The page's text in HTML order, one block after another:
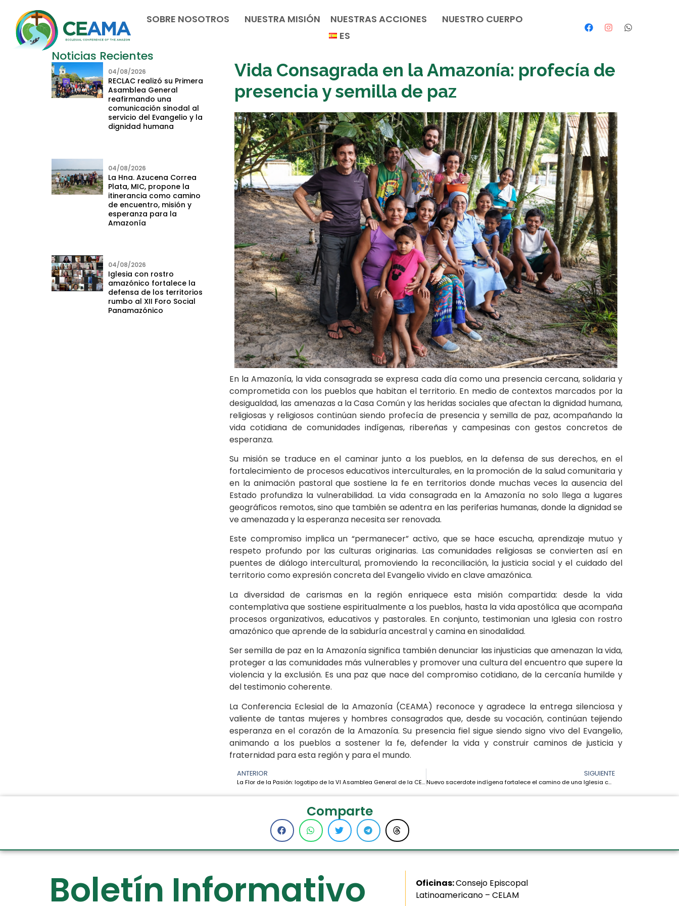
SOBRE NOSOTROS NUESTRA MISIÓN NUESTRAS ACCIONES
NUESTRO CUERPO
ES
Noticias Recientes
04/08/2026
RECLAC realizó su Primera
Asamblea General
reafirmando una
comunicación sinodal al
servicio del Evangelio y la
dignidad humana
04/08/2026
La Hna. Azucena Correa
Plata, MIC, propone la
itinerancia como camino
de encuentro, misión y
esperanza para la
Amazonía
04/08/2026
Iglesia con rostro
amazónico fortalece la
defensa de los territorios
rumbo al XII Foro Social
Panamazónico
Vida Consagrada en la Amazonía: profecía de
presencia y semilla de paz
En la Amazonía, la vida consagrada se expresa cada día como una presencia cercana, solidaria y
comprometida con los pueblos que habitan el territorio. En medio de contextos marcados por la
desigualdad, las amenazas a la Casa Común y las heridas sociales que afectan la dignidad humana,
religiosas y religiosos continúan siendo profecía de presencia y semilla de paz, acompañando la
vida cotidiana de comunidades indígenas, ribereñas y campesinas con gestos concretos de
esperanza.
Su misión se traduce en el caminar junto a los pueblos, en la defensa de sus derechos, en el
fortalecimiento de procesos educativos interculturales, en la promoción de la salud comunitaria y
en la animación pastoral que sostiene la fe en territorios donde muchas veces la ausencia del
Estado profundiza la vulnerabilidad. La vida consagrada en la Amazonía no solo llega a lugares
geográficos remotos, sino que también se adentra en las periferias humanas, donde la dignidad se
ve amenazada y la esperanza necesita ser renovada.
Este compromiso implica un “permanecer” activo, que se hace escucha, aprendizaje mutuo y
respeto profundo por las culturas originarias. Las comunidades religiosas se convierten así en
puentes de diálogo intercultural, promoviendo la reconciliación, la justicia social y el cuidado del
territorio como expresión concreta del Evangelio vivido en clave amazónica.
La diversidad de carismas en la región enriquece esta misión compartida: desde la vida
contemplativa que sostiene espiritualmente a los pueblos, hasta la vida apostólica que acompaña
procesos organizativos, educativos y pastorales. En conjunto, testimonian una Iglesia con rostro
amazónico que aprende de la sabiduría ancestral y camina en sinodalidad.
Ser semilla de paz en la Amazonía significa también denunciar las injusticias que amenazan la vida,
proteger a las comunidades más vulnerables y promover una cultura del encuentro que supere la
violencia y la exclusión. Es una paz que nace del compromiso cotidiano, de la cercanía humilde y
del testimonio coherente.
La Conferencia Eclesial de la Amazonía (CEAMA) reconoce y agradece la entrega silenciosa y
valiente de tantas mujeres y hombres consagrados que, desde su vocación, continúan tejiendo
esperanza en el corazón de la Amazonía. Su presencia fiel sigue siendo signo vivo del Evangelio,
animando a los pueblos a sostener la fe, defender la vida y construir caminos de justicia y
fraternidad para esta región y para el mundo.
ANTERIOR
La Flor de la Pasión: logotipo de la VI Asamblea General de la CEAMA
SIGUIENTE
Nuevo sacerdote indígena fortalece el camino de una Iglesia con rostro amazónico en Roraima
Comparte
Boletín Informativo Oficinas:Consejo Episcopal
Latinoamericano – CELAM